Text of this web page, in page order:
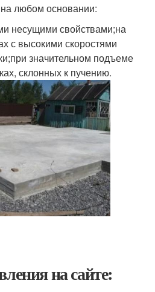
любом основании:
несущими свойствами;на
с высокими скоростями
значительном подъеме
склонных к пучению.
на сайте: